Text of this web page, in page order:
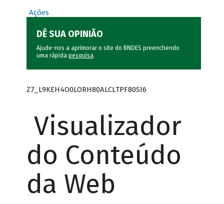
Ações
DÊ SUA OPINIÃO
Ajude-nos a aprimorar o site do BNDES preenchendo
uma rápida pesquisa.
Z7_L9KEH4O0LORH80ALCLTPF80SI6
Visualizador
do Conteúdo
da Web